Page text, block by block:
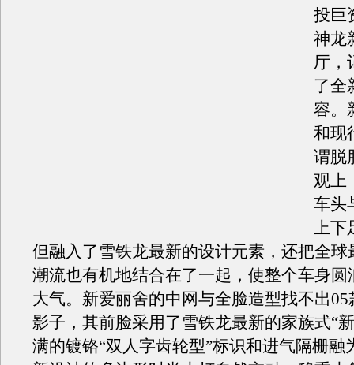
投巨
神龙
厅，
了全
容。
和现
谓脱
观上
车头
上下
但融入了雪铁龙最新的设计元素，还把全球
潮流也有机地结合在了一起，使整个车身圆
大气。新爱丽舍的中网与全脸造型找不出
影子，其前脸采用了雪铁龙最新的家族式“
满的镀铬“双人字齿轮型”标识和进气隔栅融